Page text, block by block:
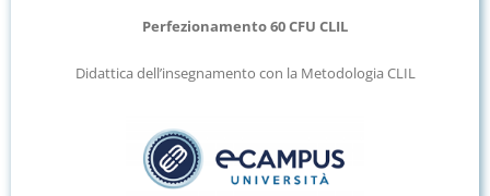
Perfezionamento 60 CFU CLIL
Didattica dell’insegnamento con la Metodologia CLIL